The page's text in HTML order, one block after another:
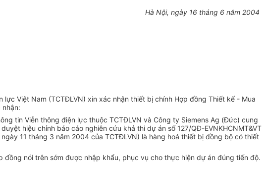
Hà Nội, ngày 16 tháng 6 năm 2004
Việt Nam (TCTĐLVN) xin xác nhận thiết bị chính Hợp đồng Thiết kế - Mua
tin Viễn thông điện lực thuộc TCTĐLVN và Công ty Siemens Ag (Đức) cung
hiệu chỉnh báo cáo nghiên cứu khả thi dự án số 127/QĐ-EVNKHCNMT&VT
11 tháng 3 năm 2004 của TCTĐLVN) là hàng hoá thiết bị đồng bộ có thiết
nói trên sớm được nhập khẩu, phục vụ cho thực hiện dự án đúng tiến độ.